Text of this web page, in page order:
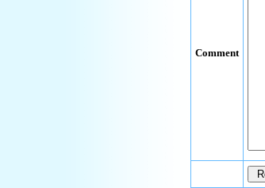
Comment